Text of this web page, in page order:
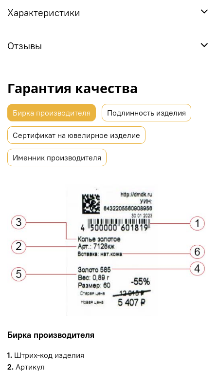
Характеристики
Отзывы
Гарантия качества
Бирка производителя Подлинность изделия
Сертификат на ювелирное изделие
Именник производителя
Бирка производителя
1. Штрих-код изделия
2. Артикул